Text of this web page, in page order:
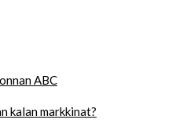
ABC
kalan markkinat?